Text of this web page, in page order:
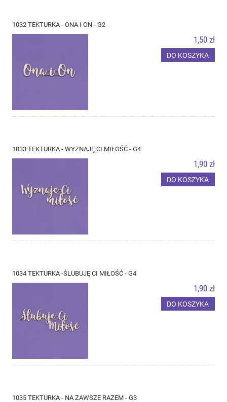
1032 TEKTURKA - ONA I ON - G2
1,50 zł
DO KOSZYKA
1033 TEKTURKA - WYZNAJĘ CI MIŁOŚĆ - G4
1,90 zł
DO KOSZYKA
1034 TEKTURKA -ŚLUBUJĘ CI MIŁOŚĆ - G4
1,90 zł
DO KOSZYKA
1035 TEKTURKA - NA ZAWSZE RAZEM - G3